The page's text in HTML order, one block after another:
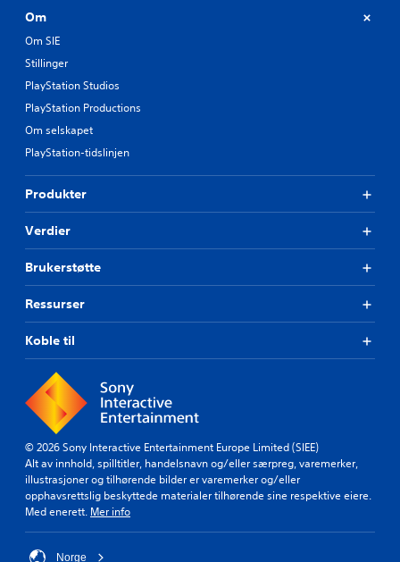
Om
Om SIE
Stillinger
PlayStation Studios
PlayStation Productions
Om selskapet
PlayStation-tidslinjen
Produkter
Verdier
Brukerstøtte
Ressurser
Koble til
© 2026 Sony Interactive Entertainment Europe Limited (SIEE)
Alt av innhold, spilltitler, handelsnavn og/eller særpreg, varemerker,
illustrasjoner og tilhørende bilder er varemerker og/eller
opphavsrettslig beskyttede materialer tilhørende sine respektive eiere.
Med enerett. Mer info
Norge